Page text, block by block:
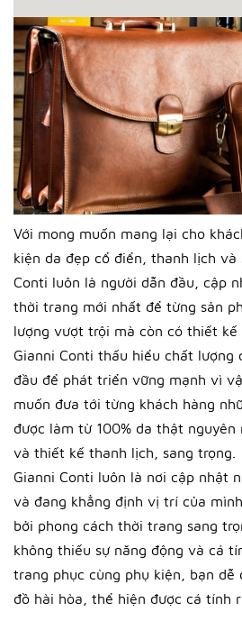
Với mong muốn mang lại cho
kiện da đẹp cổ điển, thanh lịch và
Conti luôn là người dẫn đầu, cập
thời trang mới nhất để từng sản
lượng vượt trội mà còn có thiết
Gianni Conti thấu hiểu chất lượng
đầu để phát triển vững mạnh vì
muốn đưa tới từng khách hàng
được làm từ 100% da thật nguyên
và thiết kế thanh lịch, sang trọng.
Gianni Conti luôn là nơi cập nhật
và đang khẳng định vị trí của
bởi phong cách thời trang sang
không thiếu sự năng động và cá
trang phục cùng phụ kiện, bạn dễ
đồ hài hòa, thể hiện được cá tính